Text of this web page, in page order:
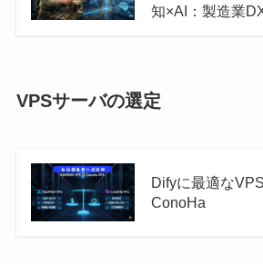
知×AI：製造業
VPSサーバの選定
Difyに最適な
ConoHa